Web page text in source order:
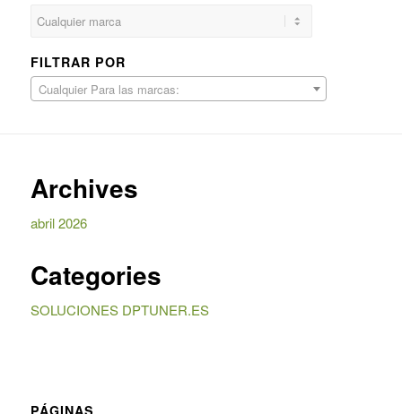
FILTRAR POR
Cualquier Para las marcas:
Archives
abril 2026
Categories
SOLUCIONES DPTUNER.ES